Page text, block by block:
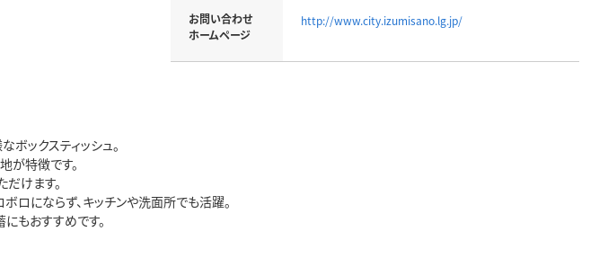
お問い合わせ
ホームページ
http://www.city.izumisano.lg.jp/
ックスティッシュ。
が特徴です。
けます。
ロにならず、キッチンや洗面所でも活躍。
もおすすめです。